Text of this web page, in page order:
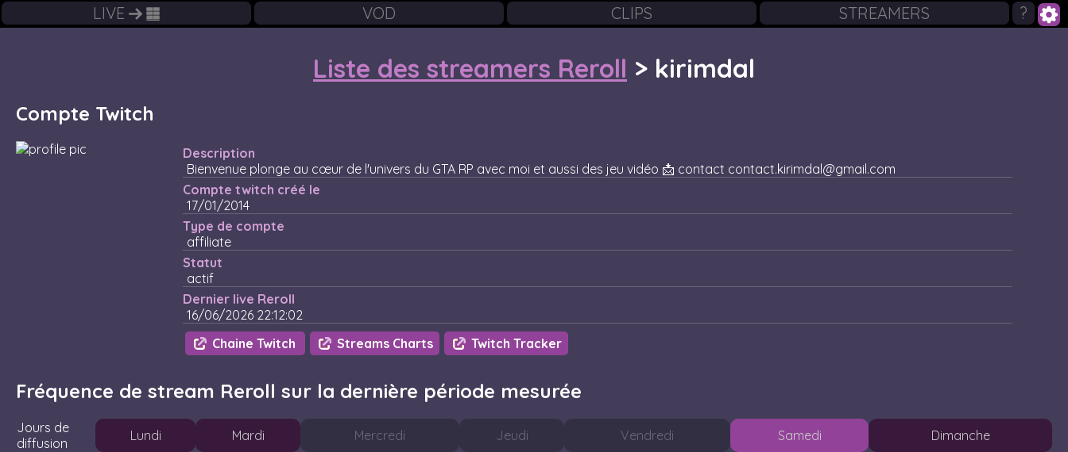
LIVE VOD CLIPS STREAMERS ?
Liste des streamers Reroll > kirimdal
Compte Twitch
Description
Bienvenue plonge au cœur de l'univers du GTA RP avec moi et aussi des jeu vidéo 📩 contact contact.kirimdal@gmail.com
Compte twitch créé le
17/01/2014
Type de compte
affiliate
Statut
actif
Dernier live Reroll
16/06/2026 22:12:02
Chaine Twitch
Streams Charts Twitch Tracker
Fréquence de stream Reroll sur la dernière période mesurée
Jours de
diffusion
L undi Mardi Mercredi Jeudi Vendredi Samedi Dimanche